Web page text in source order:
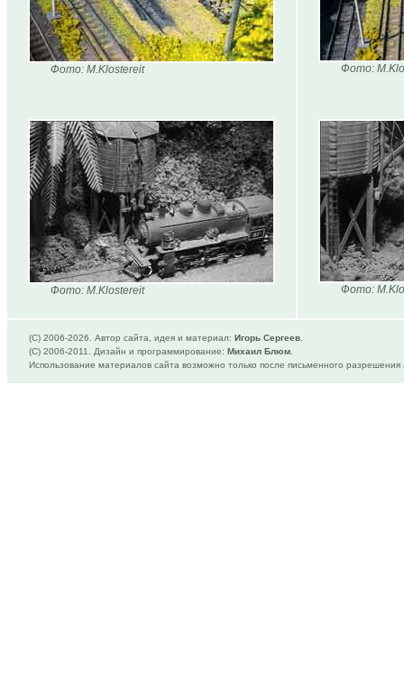
Фото: M.Klostereit Фото:
Фото: M.Klostereit Фото:
(C) 2006-2026. Автор сайта, идея и материал: Игорь Сергеев
(C) 2006-2011. Дизайн и программирование: Михаил Блюм
Использование материалов сайта возможно только после письменного разрешения